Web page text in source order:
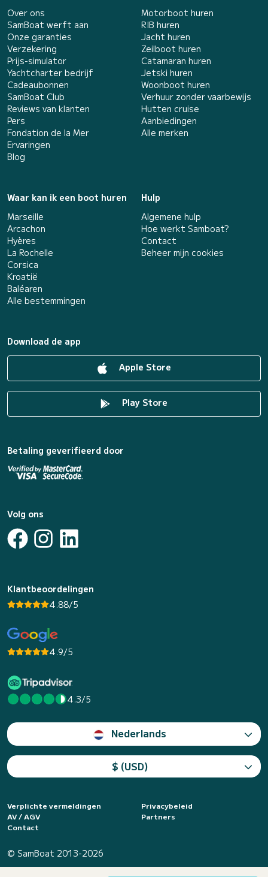
Over ons
SamBoat werft aan
Onze garanties
Verzekering
Prijs-simulator
Yachtcharter bedrijf
Cadeaubonnen
SamBoat Club
Reviews van klanten
Pers
Fondation de la Mer
Ervaringen
Blog
Motorboot huren
RIB huren
Jacht huren
Zeilboot huren
Catamaran huren
Jetski huren
Woonboot huren
Verhuur zonder vaarbewijs
Hutten cruise
Aanbiedingen
Alle merken
Waar kan ik een boot huren
Marseille
Arcachon
Hyères
La Rochelle
Corsica
Kroatië
Baléaren
Alle bestemmingen
Hulp
Algemene hulp
Hoe werkt Samboat?
Contact
Beheer mijn cookies
Download de app
Apple Store
Play Store
Betaling geverifieerd door
Volg ons
Klantbeoordelingen
4.88/5
4.9/5
4.3/5
Nederlands
$ (USD)
Verplichte vermeldingen
Privacybeleid
AV / AGV
Partners
Contact
© SamBoat 2013-2026